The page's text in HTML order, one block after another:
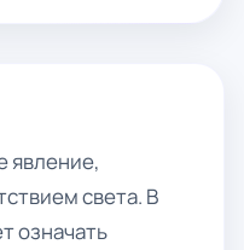
явление,
света. В
означать